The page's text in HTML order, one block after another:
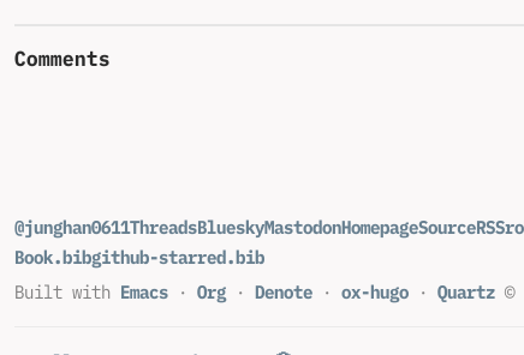
Comments
@junghan0611ThreadsBlueskyMastodonHomepageSourceRSS
Book.bibgithub-starred.bib
Built with Emacs · Org · Denote · ox-hugo · Quartz ©